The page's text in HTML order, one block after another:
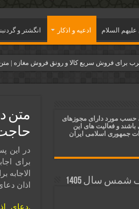
السلام ادعيه و اذكار انگشتر و
برای فروش سریع کالا و رونق فروش مغازه |
برای استجابت دعا و آسان شدن کارها و
ذکر استجابت دعا و حاجت روایی | ذکر اسماء
متن
برای
اذان
,دعای
حسب مورد دارای مجوزهای
و فعالیت های این
جمهوری اسلامی ایران
سال 1405